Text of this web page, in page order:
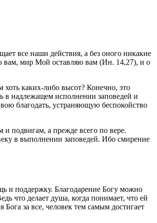
все наши действия, а без оного никакие
вам, мир Мой оставляю вам (Ин. 14,27), и о
каких-либо высот? Конечно, это
в надлежащем исполнении заповедей и
благодать, устраняющую беспокойство
и подвигам, а прежде всего по вере.
в выполнении заповедей. Ибо смирение
и поддержку. Благодарение Богу можно
что делает душа, когда понимает, что ей
Бога за все, человек тем самым достигает